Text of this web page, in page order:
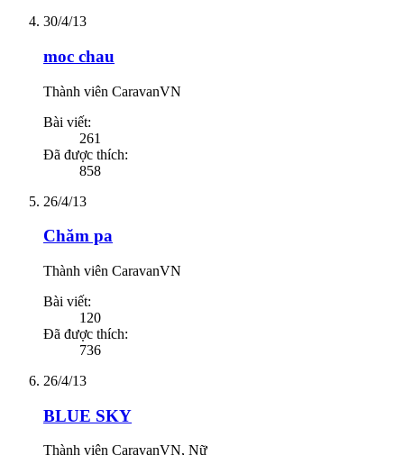
30/4/13
moc chau
Thành viên CaravanVN
Bài viết:
261
Đã được thích:
858
26/4/13
Chăm pa
Thành viên CaravanVN
Bài viết:
120
Đã được thích:
736
26/4/13
BLUE SKY
Thành viên CaravanVN, Nữ